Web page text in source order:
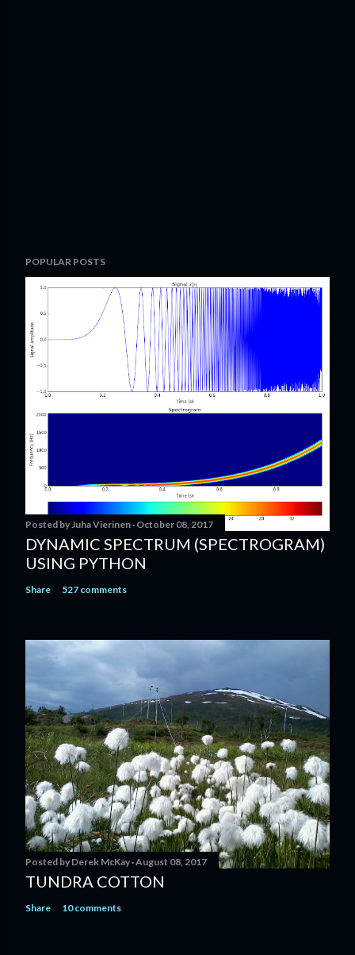
POPULAR POSTS
Posted by Juha Vierinen October 08, 2017
DYNAMIC SPECTRUM (SPECTROGRAM)
USING PYTHON
Share 527 comments
Posted by Derek McKay August 08, 2017
TUNDRA COTTON
Share 10 comments